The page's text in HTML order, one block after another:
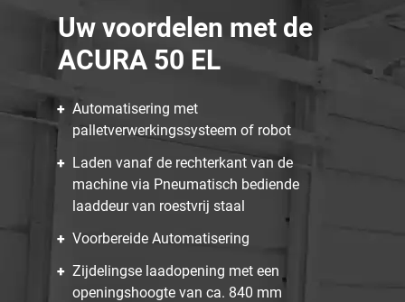
Uw voordelen met de
ACURA 50 EL
Automatisering met
palletverwerkingssysteem of robot
Laden vanaf de rechterkant van de
machine via Pneumatisch bediende
laaddeur van roestvrij staal
Voorbereide Automatisering
Zijdelingse laadopening met een
openingshoogte van ca. 840 mm